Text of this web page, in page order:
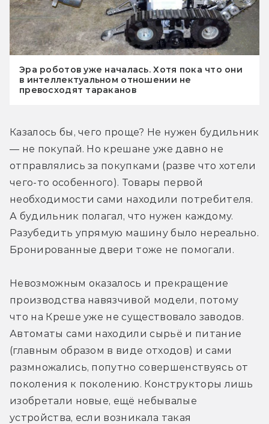
Эра роботов уже началась. Хотя пока что они
в интеллектуальном отношении не
превосходят тараканов
Казалось бы, чего проще? Не нужен будильник
— не покупай. Но крешане уже давно не
отправлялись за покупками (разве что хотели
чего-то особенного). Товары первой
необходимости сами находили потребителя.
А будильник полагал, что нужен каждому.
Разубедить упрямую машину было нереально.
Бронированные двери тоже не помогали.
Невозможным оказалось и прекращение
производства навязчивой модели, потому
что на Креше уже не существовало заводов.
Автоматы сами находили сырьё и питание
(главным образом в виде отходов) и сами
размножались, попутно совершенствуясь от
поколения к поколению. Конструкторы лишь
изобретали новые, ещё небывалые
устройства, если возникала такая